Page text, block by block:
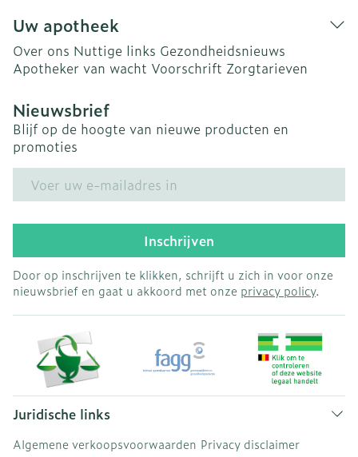
Uw apotheek
Over ons Nuttige links Gezondheidsnieuws
Apotheker van wacht Voorschrift Zorgtarieven
Nieuwsbrief
Blijf op de hoogte van nieuwe producten en
promoties
Inschrijven
Door op inschrijven te klikken, schrijft u zich in voor onze
nieuwsbrief en gaat u akkoord met onze privacy policy.
Juridische links
Algemene verkoopsvoorwaarden Privacy disclaimer